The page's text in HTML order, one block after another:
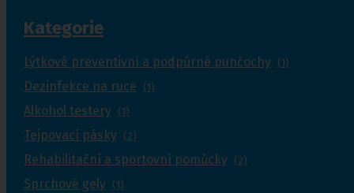
Kategorie
Lýtkové preventivní a podpůrné punčochy (1)
Dezinfekce na ruce (1)
Alkohol testery (1)
Tejpovací pásky (2)
Rehabilitační a sportovní pomůcky (2)
Sprchové gely (1)